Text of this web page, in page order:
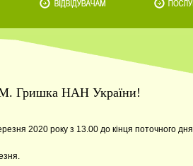
Гришка НАН України!
2020 року з 13.00 до кінця поточного дня